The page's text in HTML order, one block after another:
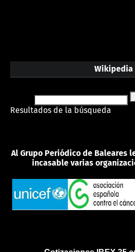
Wikipedia
Resultados de la búsqueda
Al Grupo Periódico de Baleares
incasable varias